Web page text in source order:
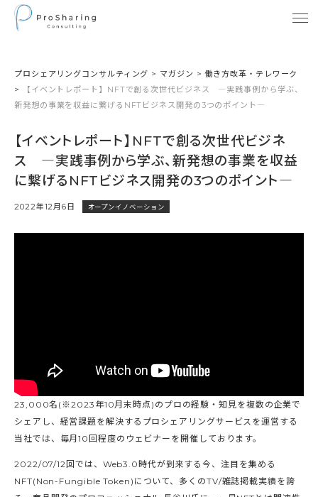
プロシェアリングコンサルティング > マガジン >働き方改革・テレワーク
>
【イベントレポート】NFTで創る次世代ビジネス ―実践事例から学ぶ、
新発想の事業を収益に繋げるNFTビジネス開発の3つのポイント―
【イベントレポート】NFTで創る次世代ビジネ
ス ―実践事例から学ぶ、新発想の事業を収益
に繋げるNFTビジネス開発の3つのポイント―
2022年12月6日 オープンイノベーション
23,000名(※2023年10月末時点)のプロの経験・知見を複数の企業で
シェアし、経営課題を解決するプロシェアリングサービスを運営する
当社では、毎月10回程度のウェビナーを開催しております。
2022/07/12回では、Web3.0時代が到来する今、注目を集める
NFT(Non-Fungible Token)について、多くのTV/雑誌掲載実績を誇